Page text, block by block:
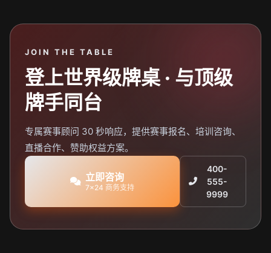
JOIN THE TABLE
登上世界级牌桌 · 与顶级
牌手同台
专属赛事顾问 30 秒响应，提供赛事报名、培训咨询、
直播合作、赞助权益方案。
立即咨询
7×24 商务支持
400-
555-
9999